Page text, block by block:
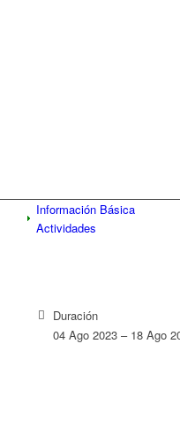
Información Básica
Actividades
Duración
04 Ago 2023 – 18 Ago